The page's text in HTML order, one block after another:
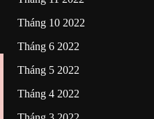
Tháng 10 2022
Tháng 6 2022
Tháng 5 2022
Tháng 4 2022